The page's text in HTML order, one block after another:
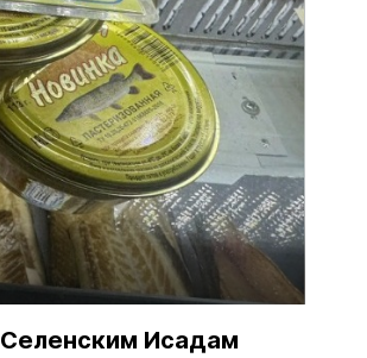
Исадам